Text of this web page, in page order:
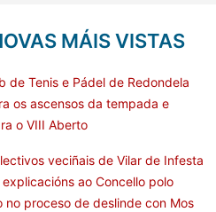
MÁIS VISTAS
de Tenis e Pádel de Redondela
os ascensos da tempada e
o VIII Aberto
veciñais de Vilar de Infesta
ao Concello polo
no proceso de deslinde con Mos